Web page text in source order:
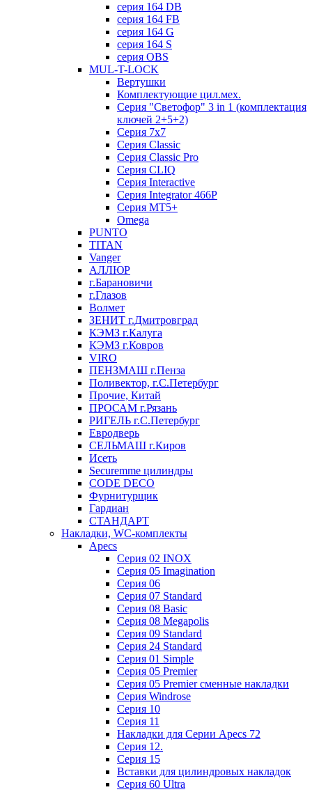
серия 164 DB
серия 164 FB
серия 164 G
серия 164 S
серия OBS
MUL-T-LOCK
Вертушки
Комплектующие цил.мех.
Серия "Светофор" 3 in 1 (комплектация
ключей 2+5+2)
Серия 7х7
Серия Classic
Серия Classic Pro
Серия CLIQ
Серия Interactive
Серия Integrator 466P
Серия MT5+
Omega
PUNTO
TITAN
Vanger
АЛЛЮР
г.Барановичи
г.Глазов
Волмет
ЗЕНИТ г.Дмитровград
КЭМЗ г.Калуга
КЭМЗ г.Ковров
VIRO
ПЕНЗМАШ г.Пенза
Поливектор, г.С.Петербург
Прочие, Китай
ПРОСАМ г.Рязань
РИГЕЛЬ г.С.Петербург
Евродверь
СЕЛЬМАШ г.Киров
Исеть
Securemme цилиндры
CODE DECO
Фурнитурщик
Гардиан
СТАНДАРТ
Накладки, WC-комплекты
Apecs
Cерия 02 INOX
Cерия 05 Imagination
Cерия 06
Cерия 07 Standard
Cерия 08 Basic
Cерия 08 Megapolis
Cерия 09 Standard
Cерия 24 Standard
Серия 01 Simple
Серия 05 Premier
Серия 05 Premier сменные накладки
Cерия Windrose
Серия 10
Серия 11
Накладки для Серии Apecs 72
Серия 12.
Серия 15
Вставки для цилиндровых накладок
Серия 60 Ultra